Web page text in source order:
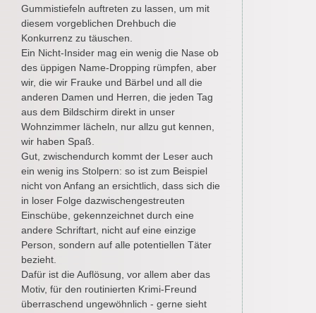
Gummistiefeln auftreten zu lassen, um mit
diesem vorgeblichen Drehbuch die
Konkurrenz zu täuschen.
Ein Nicht-Insider mag ein wenig die Nase ob
des üppigen Name-Dropping rümpfen, aber
wir, die wir Frauke und Bärbel und all die
anderen Damen und Herren, die jeden Tag
aus dem Bildschirm direkt in unser
Wohnzimmer lächeln, nur allzu gut kennen,
wir haben Spaß.
Gut, zwischendurch kommt der Leser auch
ein wenig ins Stolpern: so ist zum Beispiel
nicht von Anfang an ersichtlich, dass sich die
in loser Folge dazwischengestreuten
Einschübe, gekennzeichnet durch eine
andere Schriftart, nicht auf eine einzige
Person, sondern auf alle potentiellen Täter
bezieht.
Dafür ist die Auflösung, vor allem aber das
Motiv, für den routinierten Krimi-Freund
überraschend ungewöhnlich - gerne sieht